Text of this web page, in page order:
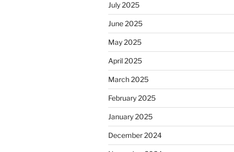
July 2025
June 2025
May 2025
April 2025
March 2025
February 2025
January 2025
December 2024